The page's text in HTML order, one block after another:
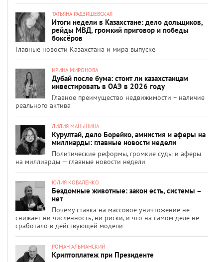
ТАТЬЯНА РАДЗИШЕВСКАЯ
Итоги недели в Казахстане: дело дольщиков,
рейды МВД, громкий приговор и победы
боксёров
Главные новости Казахстана и мира выпуске
ИРИНА МИРОНОВА
Дубай после бума: стоит ли казахстанцам
инвестировать в ОАЭ в 2026 году
Главное преимущество недвижимости – наличие
реального актива
ЛИЛИЯ МАНЬШИНА
Курултай, дело Борейко, амнистия и аферы на
миллиарды: главные новости недели
Политические реформы, громкие суды и аферы
на миллиарды — главные новости недели
ЮЛИЯ КОВАЛЕНКО
Бездомные животные: закон есть, системы –
нет
Почему ставка на массовое уничтожение не
снижает ни численность, ни риски, и что на самом деле не
сработало в действующей модели
РОМАН АЛЬМАНСКИЙ
Криптоплатеж при Президенте